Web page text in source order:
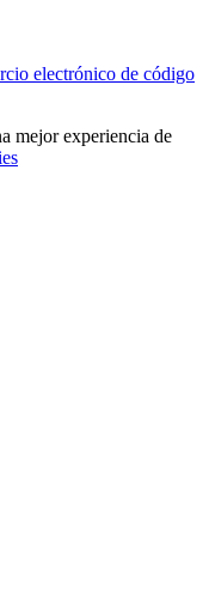
electrónico de código
mejor experiencia de